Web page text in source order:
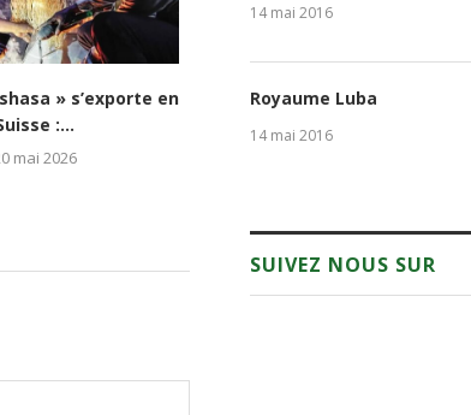
Dance
la Cie Pepenas,
voix...
KINSHASA : place aux auditions
2026, Likit’Arts Kongo...
14 mai 2016
Royaume Luba
14 mai 2016
SUIVEZ NOUS SUR